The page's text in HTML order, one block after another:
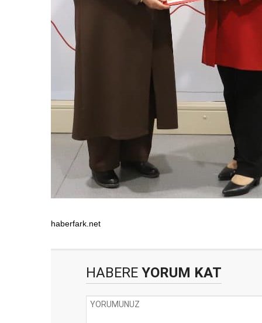
haberfark.net
HABERE YORUM KAT